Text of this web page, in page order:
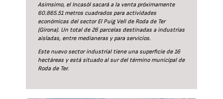
Asimsimo, el Incasòl sacará a la venta próximamente
60.865.51 metros cuadrados para actividades
económicas del sector El Puig Vell de Roda de Ter
(Girona). Un total de 26 parcelas destinadas a industrias
aisladas, entre medianeras y para servicios.
Este nuevo sector industrial tiene una superficie de 16
hectáreas y está situado al sur del término municipal de
Roda de Ter.